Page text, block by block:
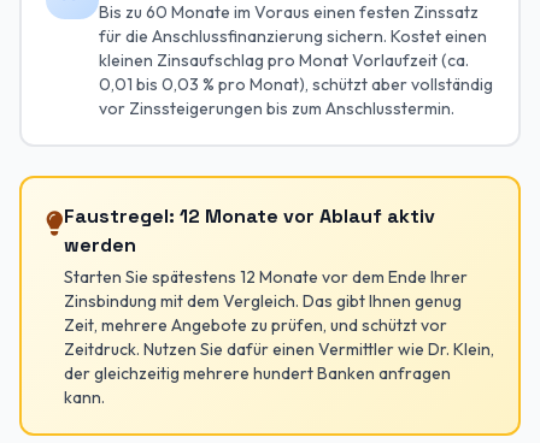
Bis zu 60 Monate im Voraus einen festen Zinssatz
für die Anschlussfinanzierung sichern. Kostet einen
kleinen Zinsaufschlag pro Monat Vorlaufzeit (ca.
0,01 bis 0,03 % pro Monat), schützt aber vollständig
vor Zinssteigerungen bis zum Anschlusstermin.
Faustregel: 12 Monate vor Ablauf aktiv
werden
Starten Sie spätestens 12 Monate vor dem Ende Ihrer
Zinsbindung mit dem Vergleich. Das gibt Ihnen genug
Zeit, mehrere Angebote zu prüfen, und schützt vor
Zeitdruck. Nutzen Sie dafür einen Vermittler wie Dr. Klein,
der gleichzeitig mehrere hundert Banken anfragen
kann.